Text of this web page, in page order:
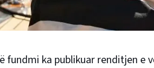
fundmi ka publikuar renditjen e